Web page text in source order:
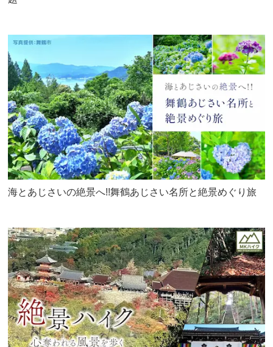
海とあじさいの絶景へ!!舞鶴あじさい名所と絶景めぐり旅